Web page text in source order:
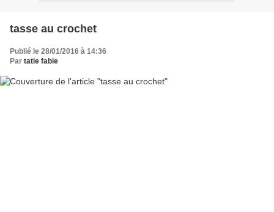
tasse au crochet
Publié le 28/01/2016 à 14:36
Par tatie fabie